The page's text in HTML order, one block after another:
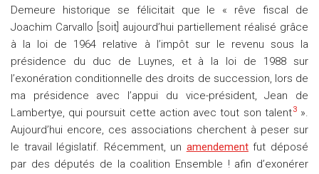
Demeure historique se félicitait que le « rêve fiscal de
Joachim Carvallo [soit] aujourd’hui partiellement réalisé grâce
à la loi de 1964 relative à l’impôt sur le revenu sous la
présidence du duc de Luynes, et à la loi de 1988 sur
l’exonération conditionnelle des droits de succession, lors de
ma présidence avec l’appui du vice-président, Jean de
Lambertye, qui poursuit cette action avec tout son talent3».
Aujourd’hui encore, ces associations cherchent à peser sur
le travail législatif. Récemment, un amendementfut déposé
par des députés de la coalition Ensemble ! afin d’exonérer